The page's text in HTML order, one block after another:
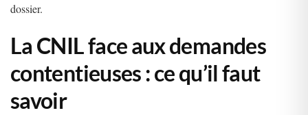
dossier.
La CNIL face aux demandes
contentieuses : ce qu’il faut
savoir